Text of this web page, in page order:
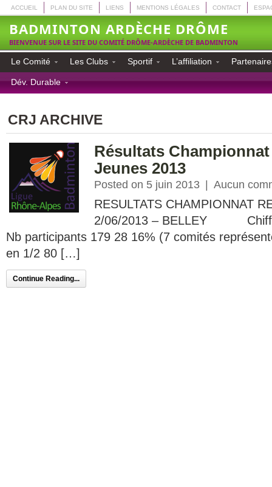
ACCUEIL PLAN DU SITE LIENS MENTIONS LÉGALES CONTACT
BADMINTON ARDÈCHE DRÔME
BIENVENUE SUR LE SITE DU COMITÉ DRÔME-ARDÈCHE DE BADMINTON
Le Comité Les Clubs Sportif L’affiliation
Dév. Durable
CRJ ARCHIVE
Résultats
Jeunes 2013
Posted on 5 juin 2013 Aucun
RESULTATS CHAMPIONNAT
2/06/2013 – BELLEY
Nb participants 179 28 16% (7 comités
en 1/2 80 […]
Continue Reading...